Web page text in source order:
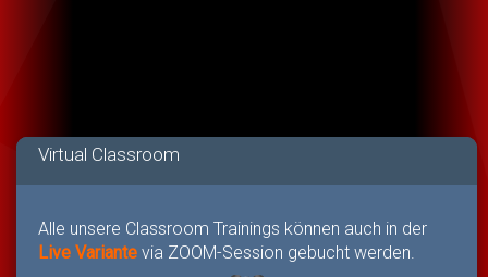
Virtual Classroom
Alle unsere Classroom Trainings können auch in der
Live Variante via ZOOM-Session gebucht werden.